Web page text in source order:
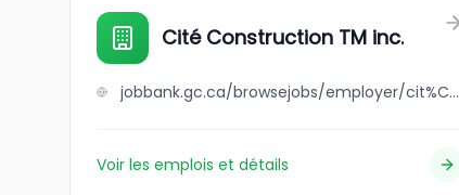
Cité Construction TM inc.
jobbank.gc.ca/browsejobs/employer/cit%C3%A9+construction+tm+inc./ca
Voir les emplois et détails